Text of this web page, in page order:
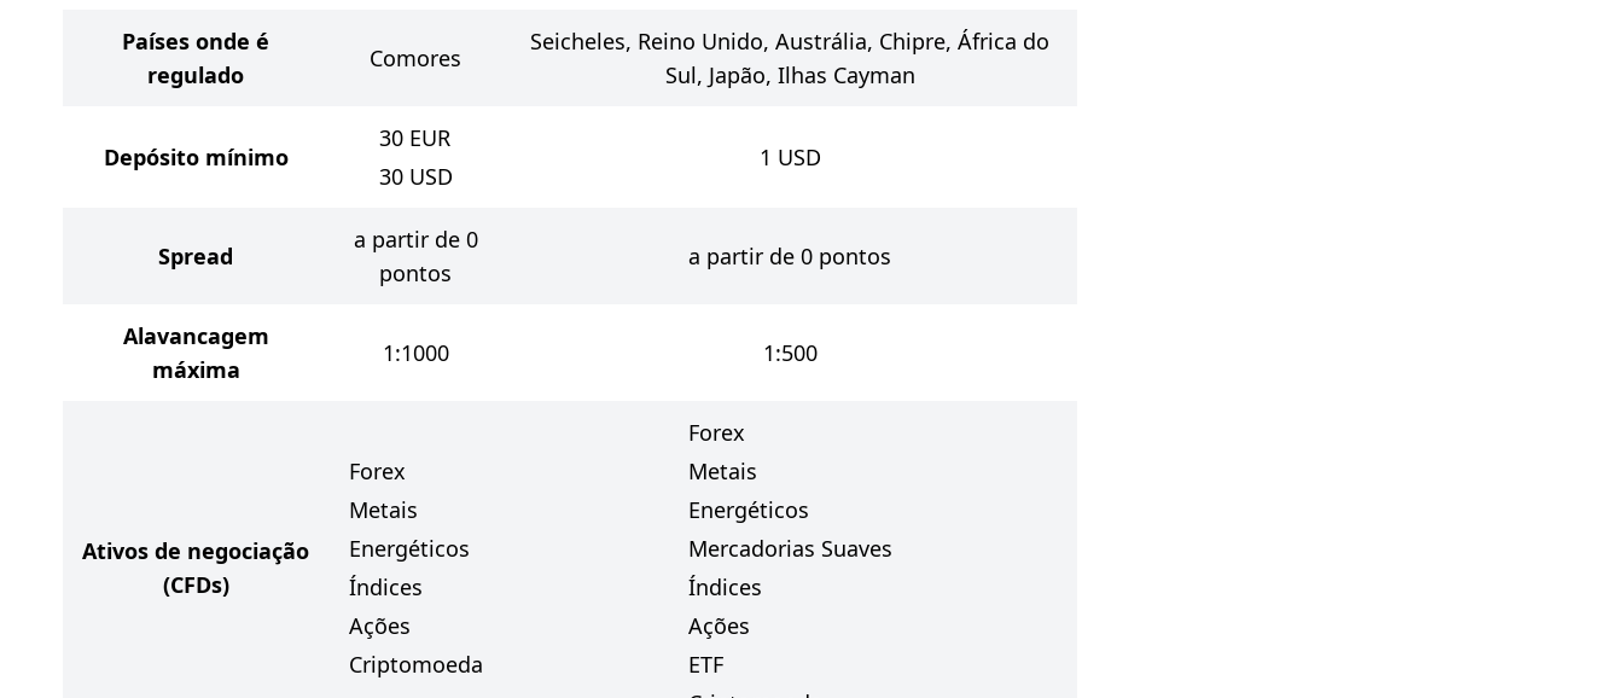
Países onde é
regulado
Comores
Seicheles, Reino Unido, Austrália, Chipre, África do
Sul, Japão, Ilhas Cayman
Depósito mínimo
30 EUR
30 USD
1 USD
Spread
a partir de 0
pontos
a partir de 0 pontos
Alavancagem
máxima
1:1000 1:500
Ativos de negociação
(CFDs)
Forex
Metais
Energéticos
Índices
Ações
Criptomoeda
Forex
Metais
Energéticos
Mercadorias Suaves
Índices
Ações
ETF